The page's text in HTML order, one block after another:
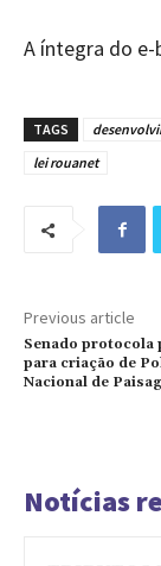
A íntegra do
TAGS
lei rouanet
Previous article
Senado protocola
para criação de
Nacional de
Notícias